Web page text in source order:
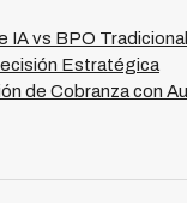
IA vs BPO
Estratégica
de Cobranza con